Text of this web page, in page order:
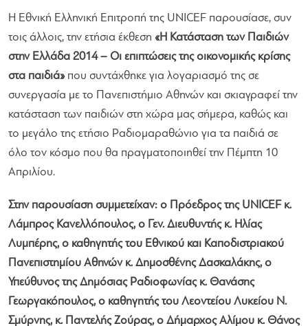
Η Εθνική Ελληνική Επιτροπή της UNICEF παρουσίασε, συν
τοις άλλοις, την ετήσια έκθεση «Η Κατάσταση των Παιδιών
στην Ελλάδα 2014 – Οι επιπτώσεις της οικονομικής κρίσης
στα παιδιά»που συντάχθηκε για λογαριασμό της σε
συνεργασία με το Πανεπιστήμιο Αθηνών και σκιαγραφεί την
κατάσταση των παιδιών στη χώρα μας σήμερα, καθώς και
το μεγάλο της ετήσιο Ραδιομαραθώνιο για τα παιδιά σε
όλο τον κόσμο που θα πραγματοποιηθεί την Πέμπτη 10
Απριλίου.
Στην παρουσίαση συμμετείχαν: ο Πρόεδρος της UNICEF κ.
Λάμπρος Κανελλόπουλος, ο Γεν. Διευθυντής κ. Ηλίας
Λυμπέρης, ο καθηγητής του Εθνικού και Καποδιστριακού
Πανεπιστημίου Αθηνών κ. Δημοσθένης Δασκαλάκης, ο
Υπεύθυνος της Δημόσιας Ραδιοφωνίας κ. Θανάσης
Γεωργακόπουλος, ο καθηγητής του Λεοντείου Λυκείου Ν.
Σμύρνης, κ. Παντελής Ζούρας, ο Δήμαρχος Αλίμου κ. Θάνος